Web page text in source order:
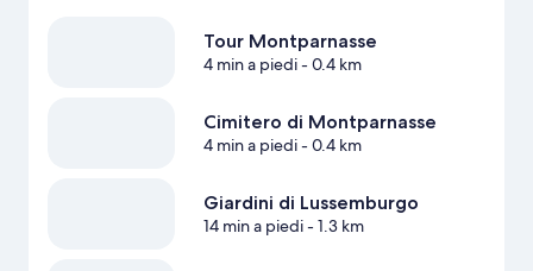
Tour Montparnasse
4 min a piedi- 0.4 km
Cimitero di Montparnasse
4 min a piedi- 0.4 km
Giardini di Lussemburgo
14 min a piedi- 1.3 km